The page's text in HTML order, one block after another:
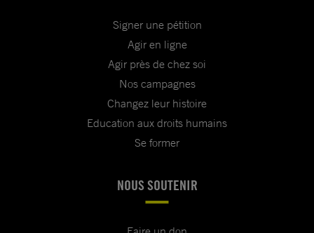
Signer une pétition
Agir en ligne
Agir près de chez soi
Nos campagnes
Changez leur histoire
Education aux droits humains
Se former
NOUS SOUTENIR